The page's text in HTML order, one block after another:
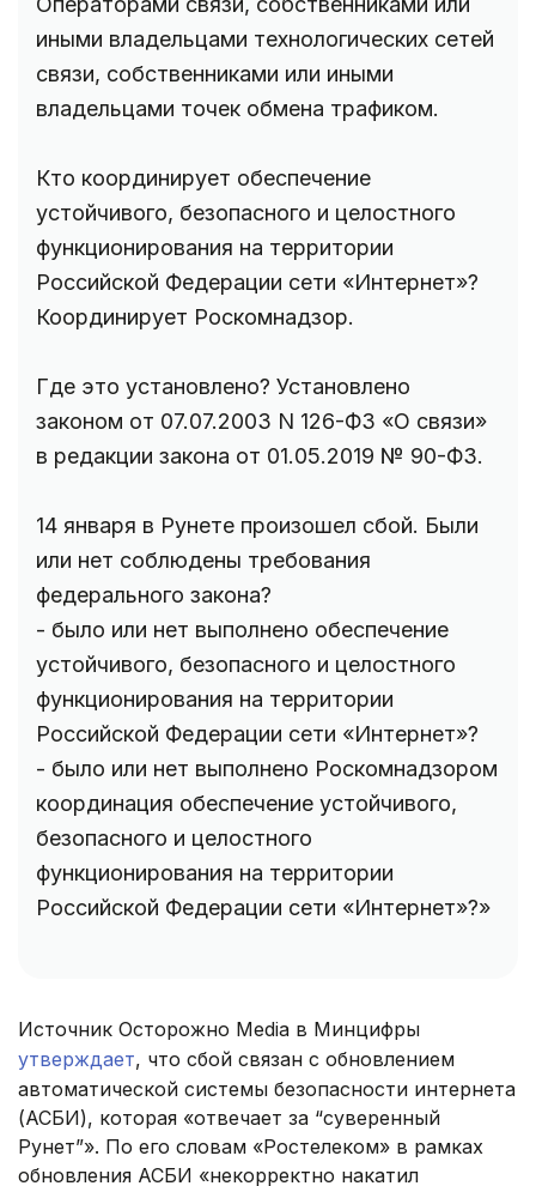
иными владельцами технологических сетей
связи, собственниками или иными
владельцами точек обмена трафиком.
Кто координирует обеспечение
устойчивого, безопасного и целостного
функционирования на территории
Российской Федерации сети «Интернет»?
Координирует Роскомнадзор.
Где это установлено? Установлено
законом от 07.07.2003 N 126-ФЗ «О связи»
в редакции закона от 01.05.2019 № 90-ФЗ.
14 января в Рунете произошел сбой. Были
или нет соблюдены требования
федерального закона?
- было или нет выполнено обеспечение
устойчивого, безопасного и целостного
функционирования на территории
Российской Федерации сети «Интернет»?
- было или нет выполнено Роскомнадзором
координация обеспечение устойчивого,
безопасного и целостного
функционирования на территории
Российской Федерации сети «Интернет»?»
Источник Осторожно Media в Минцифры
утверждает, что сбой связан с обновлением
автоматической системы безопасности интернета
(АСБИ), которая «отвечает за “суверенный
Рунет”». По его словам «Ростелеком» в рамках
обновления АСБИ «некорректно накатил